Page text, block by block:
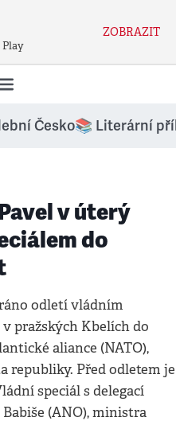
Play
ZOBRAZIT
Česko📚 Literární
v úterý
do
odletí vládním
pražských Kbelích do
aliance (NATO),
republiky. Před odletem je
speciál s delegací
(ANO), ministra